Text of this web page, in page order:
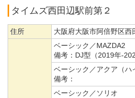
タイムズ西田辺駅前第２
住所 大阪府大阪市阿倍野区西
ベーシック／MAZDA2
備考： DJ型（2019年-
ベーシック／アクア（ハ
備考：
ベーシック／ソリオ